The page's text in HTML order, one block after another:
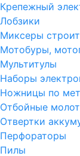
Крепежный
Лобзики
Миксеры
Мотобуры,
Мультитулы
Наборы
Ножницы по
Отбойные
Отвертки
Перфораторы
Пилы